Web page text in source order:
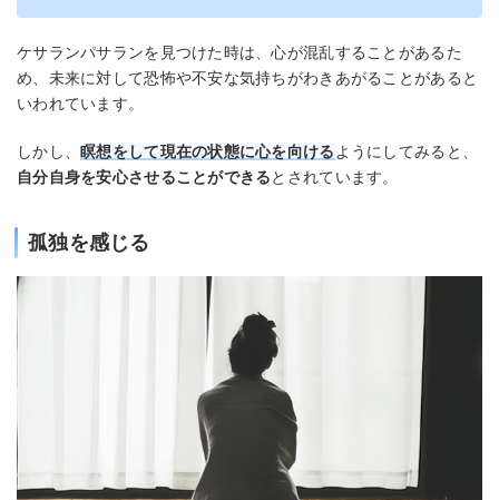
ケサランパサランを見つけた時は、心が混乱することがあるた
め、未来に対して恐怖や不安な気持ちがわきあがることがあると
いわれています。
しかし、瞑想をして現在の状態に心を向ける ようにしてみると、
自分自身を安心させることができるとされています。
孤独を感じる